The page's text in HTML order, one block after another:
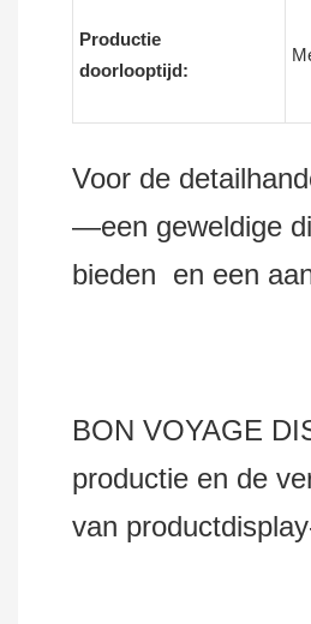
Productie
doorlooptijd:
Voor de
—een geweldige
bieden en een
BON VOYAGE
productie en de
van